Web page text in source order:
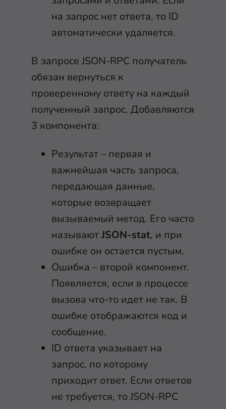
на запрос нет ответа, то ID
автоматически удаляется.
В запросе JSON-RPC получатель
обязан вернуться к
проверенному ответу на каждый
полученный запрос. Добавляются
3 компонента:
Результат – первая и
важнейшая часть запроса,
передающая данные,
которые возвращает
вызываемый метод. Его часто
называютJSON-stat, и при
ошибке он остается пустым.
Ошибка – второй компонент.
Появляется, если в процессе
вызова что-то идет не так. В
ошибке отображаются код и
сообщение.
ID ответа указывает на
запрос, по которому
приходит ответ. Если ответов
не требуется, то JSON-RPC